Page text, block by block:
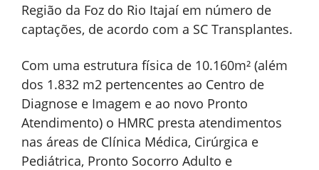
Região da Foz do Rio Itajaí em número de
captações, de acordo com a SC Transplantes.
Com uma estrutura física de 10.160m² (além
dos 1.832 m2 pertencentes ao Centro de
Diagnose e Imagem e ao novo Pronto
Atendimento) o HMRC presta atendimentos
nas áreas de Clínica Médica, Cirúrgica e
Pediátrica, Pronto Socorro Adulto e